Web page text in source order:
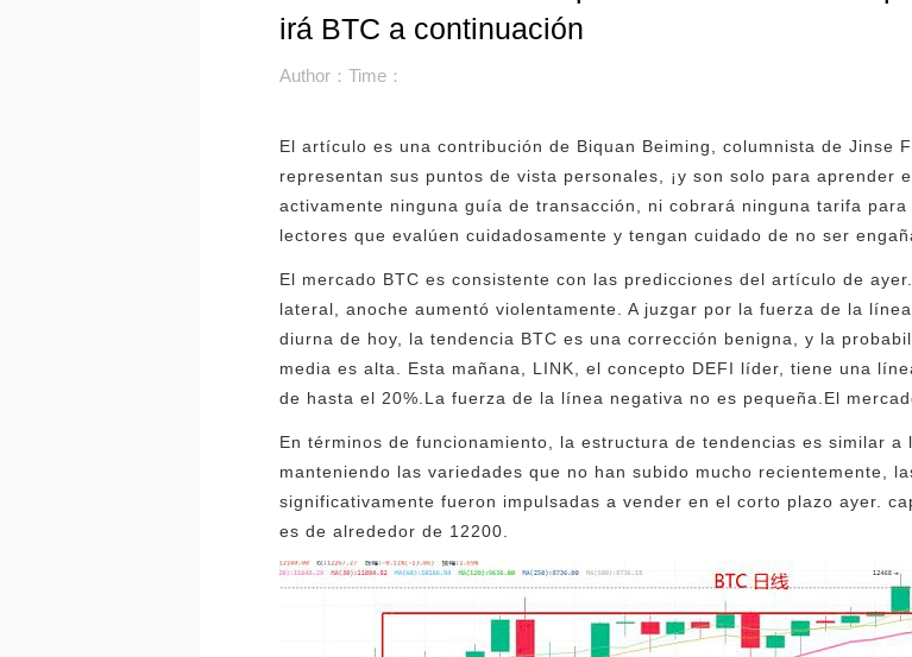
irá BTC a continuación
Author：Time：
El artículo es una contribución de Biquan Beiming, columnista de Jinse
representan sus puntos de vista personales, ¡y son solo para aprender
activamente ninguna guía de transacción, ni cobrará ninguna tarifa
lectores que evalúen cuidadosamente y tengan cuidado de no ser
El mercado BTC es consistente con las predicciones del artículo de
lateral, anoche aumentó violentamente. A juzgar por la fuerza de la
diurna de hoy, la tendencia BTC es una corrección benigna, y la
media es alta. Esta mañana, LINK, el concepto DEFI líder, tiene una
de hasta el 20%.La fuerza de la línea negativa no es pequeña.El
En términos de funcionamiento, la estructura de tendencias es similar a
manteniendo las variedades que no han subido mucho recientemente,
significativamente fueron impulsadas a vender en el corto plazo ayer.
es de alrededor de 12200.